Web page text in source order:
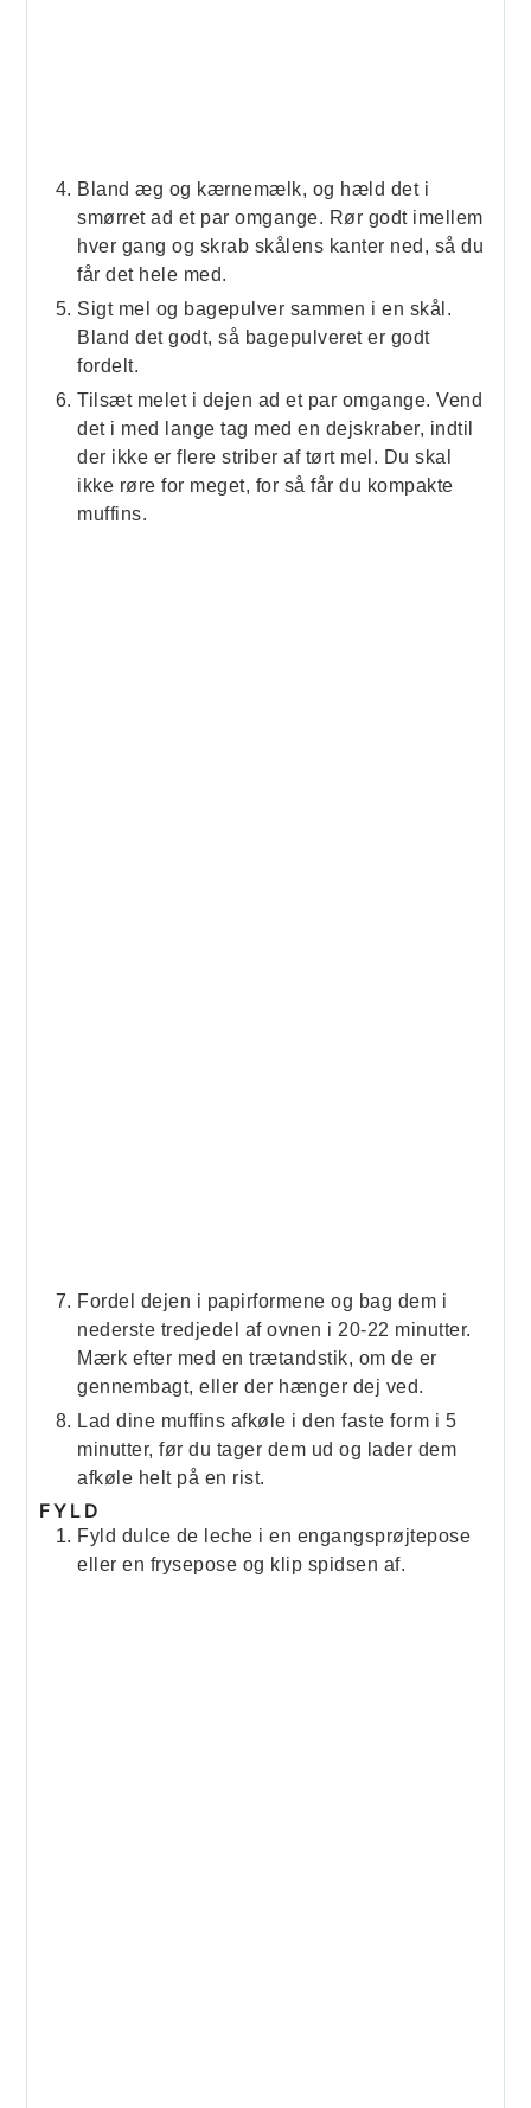
Bland æg og kærnemælk, og hæld det i
smørret ad et par omgange. Rør godt imellem
hver gang og skrab skålens kanter ned, så du
får det hele med.
Sigt mel og bagepulver sammen i en skål.
Bland det godt, så bagepulveret er godt
fordelt.
Tilsæt melet i dejen ad et par omgange. Vend
det i med lange tag med en dejskraber, indtil
der ikke er flere striber af tørt mel. Du skal
ikke røre for meget, for så får du kompakte
muffins.
Fordel dejen i papirformene og bag dem i
nederste tredjedel af ovnen i 20-22 minutter.
Mærk efter med en trætandstik, om de er
gennembagt, eller der hænger dej ved.
Lad dine muffins afkøle i den faste form i 5
minutter, før du tager dem ud og lader dem
afkøle helt på en rist.
FYLD
Fyld dulce de leche i en engangsprøjtepose
eller en frysepose og klip spidsen af.